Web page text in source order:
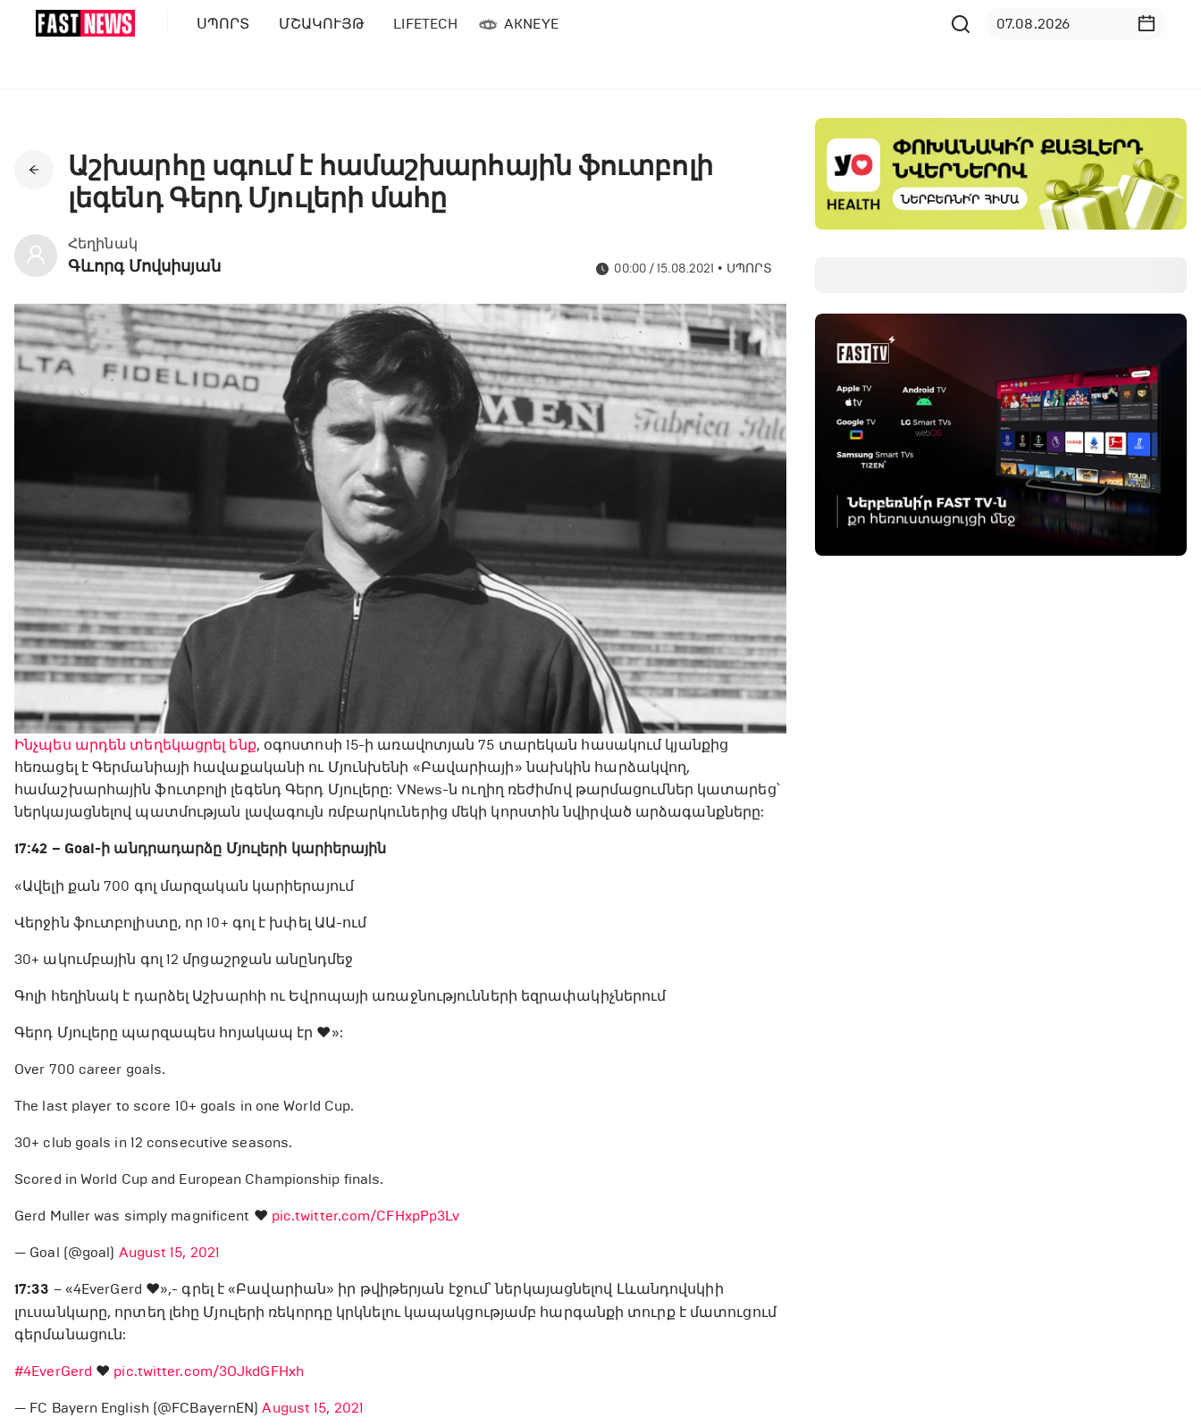
ՍՊՈՐՏ ՄՇԱԿՈՒՅԹ LIFETECH AKNEYE
Աշխարհը սգում է համաշխարհային ֆուտբոլի
լեգենդ Գերդ Մյուլերի մահը
Հեղինակ
Գևորգ Մովսիսյան 00:00 / 15.08.2021 • ՍՊՈՐՏ
Ինչպես արդեն տեղեկացրել ենք, օգոստոսի 15-ի առավոտյան 75 տարեկան հասակում կյանքից
հեռացել է Գերմանիայի հավաքականի ու Մյունխենի «Բավարիայի» նախկին հարձակվող,
համաշխարհային ֆուտբոլի լեգենդ Գերդ Մյուլերը: VNews-ն ուղիղ ռեժիմով թարմացումներ կատարեց՝
ներկայացնելով պատմության լավագույն ռմբարկուներից մեկի կորստին նվիրված արձագանքները:
17:42 – Goal-ի անդրադարձը Մյուլերի կարիերային
«Ավելի քան 700 գոլ մարզական կարիերայում
Վերջին ֆուտբոլիստը, որ 10+ գոլ է խփել ԱԱ-ում
30+ ակումբային գոլ 12 մրցաշրջան անընդմեջ
Գոլի հեղինակ է դարձել Աշխարհի ու Եվրոպայի առաջնությունների եզրափակիչներում
Գերդ Մյուլերը պարզապես հոյակապ էր ❤️»:
Over 700 career goals.
The last player to score 10+ goals in one World Cup.
30+ club goals in 12 consecutive seasons.
Scored in World Cup and European Championship finals.
Gerd Muller was simply magnificent ❤️ pic.twitter.com/CFHxpPp3Lv
— Goal (@goal) August 15, 2021
17:33 – «4EverGerd ❤️»,- գրել է «Բավարիան» իր թվիթերյան էջում՝ ներկայացնելով Լևանդովսկիի
լուսանկարը, որտեղ լեհը Մյուլերի ռեկորդը կրկնելու կապակցությամբ հարգանքի տուրք է մատուցում
գերմանացուն:
#4EverGerd ❤️ pic.twitter.com/3OJkdGFHxh
— FC Bayern English (@FCBayernEN)August 15, 2021